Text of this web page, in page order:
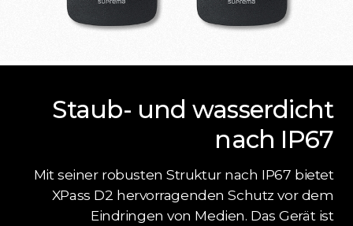
Staub- und wasserdicht
nach IP67
Mit seiner robusten Struktur nach IP67 bietet
XPass D2 hervorragenden Schutz vor dem
Eindringen von Medien. Das Gerät ist